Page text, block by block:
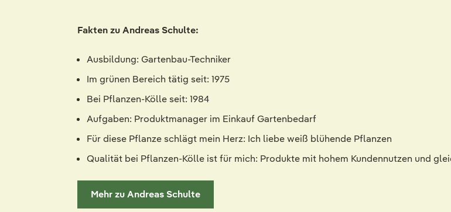
Fakten zu Andreas Schulte:
Ausbildung: Gartenbau-Techniker
Im grünen Bereich tätig seit: 1975
Bei Pflanzen-Kölle seit: 1984
Aufgaben: Produktmanager im Einkauf Gartenbedarf
Für diese Pflanze schlägt mein Herz: Ich liebe weiß blühende Pflanzen
Qualität bei Pflanzen-Kölle ist für mich: Produkte mit hohem Kundennutzen und
Mehr zu Andreas Schulte